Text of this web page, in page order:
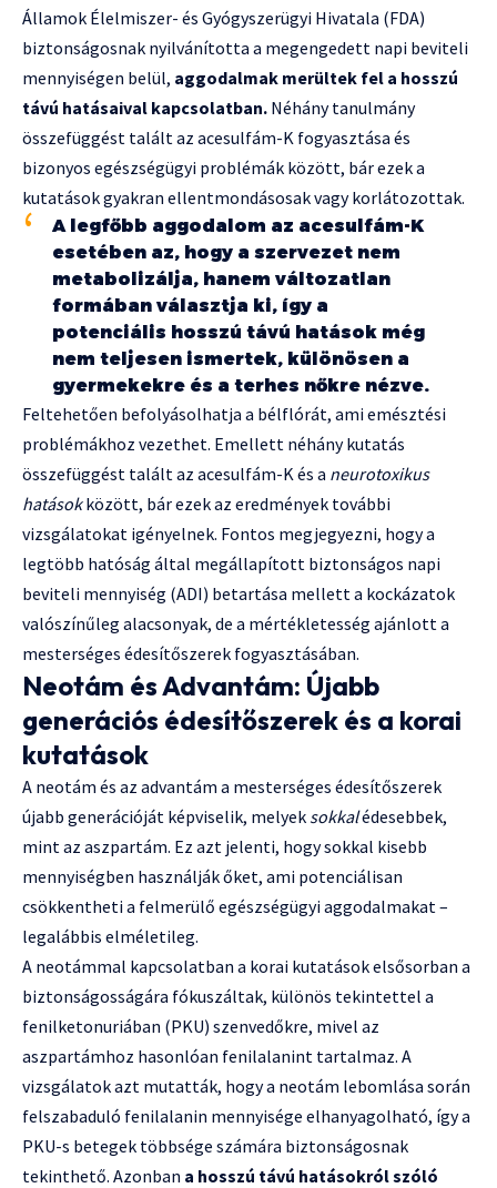
Államok Élelmiszer- és Gyógyszerügyi Hivatala (FDA)
biztonságosnak nyilvánította a megengedett napi beviteli
mennyiségen belül, aggodalmak merültek fel a hosszú
távú hatásaival kapcsolatban. Néhány tanulmány
összefüggést talált az acesulfám-K fogyasztása és
bizonyos egészségügyi problémák között, bár ezek a
kutatások gyakran ellentmondásosak vagy korlátozottak.
A legfőbb aggodalom az acesulfám-K
esetében az, hogy a szervezet nem
metabolizálja, hanem változatlan
formában választja ki, így a
potenciális hosszú távú hatások még
nem teljesen ismertek, különösen a
gyermekekre és a terhes nőkre nézve.
Feltehetően befolyásolhatja a bélflórát, ami emésztési
problémákhoz vezethet. Emellett néhány kutatás
összefüggést talált az acesulfám-K és a neurotoxikus
hatásokközött, bár ezek az eredmények további
vizsgálatokat igényelnek. Fontos megjegyezni, hogy a
legtöbb hatóság által megállapított biztonságos napi
beviteli mennyiség (ADI) betartása mellett a kockázatok
valószínűleg alacsonyak, de a mértékletesség ajánlott a
mesterséges édesítőszerek fogyasztásában.
Neotám és Advantám: Újabb
generációs édesítőszerek és a korai
kutatások
A neotám és az advantám a mesterséges édesítőszerek
újabb generációját képviselik, melyek sokkalédesebbek,
mint az aszpartám. Ez azt jelenti, hogy sokkal kisebb
mennyiségben használják őket, ami potenciálisan
csökkentheti a felmerülő egészségügyi aggodalmakat –
legalábbis elméletileg.
A neotámmal kapcsolatban a korai kutatások elsősorban a
biztonságosságára fókuszáltak, különös tekintettel a
fenilketonuriában (PKU) szenvedőkre, mivel az
aszpartámhoz hasonlóan fenilalanint tartalmaz. A
vizsgálatok azt mutatták, hogy a neotám lebomlása során
felszabaduló fenilalanin mennyisége elhanyagolható, így a
PKU-s betegek többsége számára biztonságosnak
tekinthető. Azonban a hosszú távú hatásokról szóló